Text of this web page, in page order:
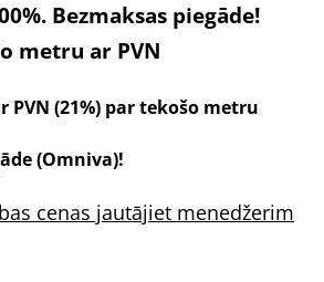
Bezmaksas piegāde!
metru ar PVN
PVN (21%) par tekošo metru
(Omniva)!
cenas jautājiet menedžerim